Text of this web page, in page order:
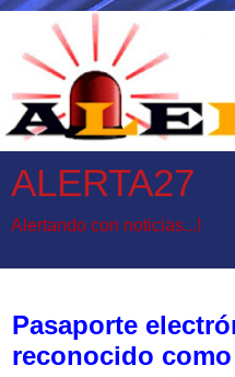
ALERTA27
Alertando con noticias...!
Pasaporte
reconocido